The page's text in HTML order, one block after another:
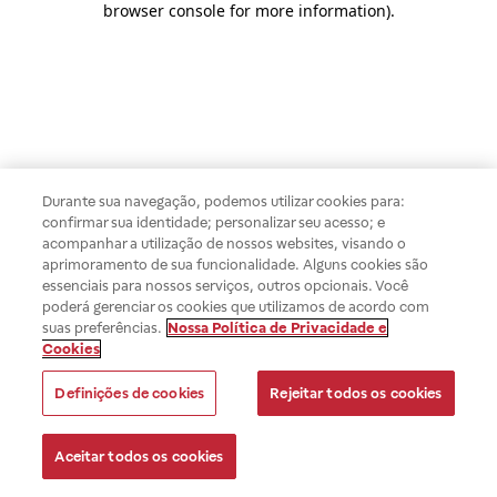
browser console for more information).
Durante sua navegação, podemos utilizar cookies para:
confirmar sua identidade; personalizar seu acesso; e
acompanhar a utilização de nossos websites, visando o
aprimoramento de sua funcionalidade. Alguns cookies são
essenciais para nossos serviços, outros opcionais. Você
poderá gerenciar os cookies que utilizamos de acordo com
suas preferências. Nossa Política de Privacidade e
Cookies
Definições de cookies Rejeitar todos os cookies
Aceitar todos os cookies